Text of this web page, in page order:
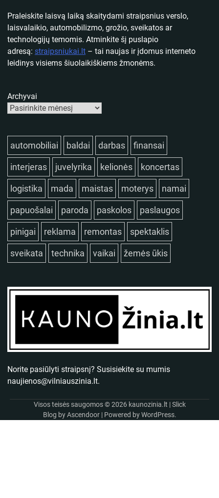
Praleiskite laisvą laiką skaitydami straipsnius verslo,
laisvalaikio, automobilizmo, grožio, sveikatos ar
technologijų temomis. Atminkite šį puslapio
adresą: straipsniukai.lt – tai naujas ir įdomus interneto
leidinys visiems šiuolaikiškiems žmonėms.
Archyvai
automobiliai baldai darbas finansai
interjeras juvelyrika kelionės koncertas
logistika mada maistas moterys namai
papuošalai paroda paskolos paslaugos
pinigai reklama remontas spektaklis
sveikata technika vaikai žemės ūkis
Norite pasiūlyti straipsnį? Susisiekite su mumis
naujienos@vilniauszinia.lt.
Visos teisės saugomos © 2026 kaunozinia.lt | Slick
Blog byAscendoor| Powered byWordPress.